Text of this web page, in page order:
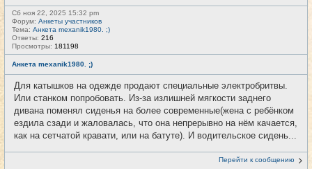
Сб ноя 22, 2025 15:32 pm
Форум: Анкеты участников
Тема: Анкета mexanik1980. ;)
Ответы: 216
Просмотры: 181198
Анкета mexanik1980. ;)
Для катышков на одежде продают специальные электробритвы.
Или станком попробовать. Из-за излишней мягкости заднего
дивана поменял сиденья на более современные(жена с ребёнком
ездила сзади и жаловалась, что она непрерывно на нём качается,
как на сетчатой кравати, или на батуте). И водительское сидень...
Перейти к сообщению